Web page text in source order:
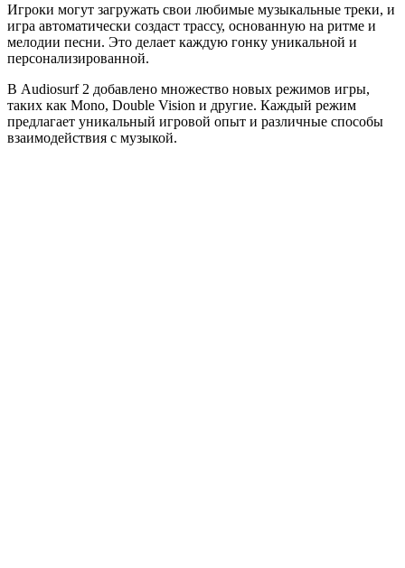
Игроки могут загружать свои любимые музыкальные треки, и
игра автоматически создаст трассу, основанную на ритме и
мелодии песни. Это делает каждую гонку уникальной и
персонализированной.
В Audiosurf 2 добавлено множество новых режимов игры,
таких как Mono, Double Vision и другие. Каждый режим
предлагает уникальный игровой опыт и различные способы
взаимодействия с музыкой.